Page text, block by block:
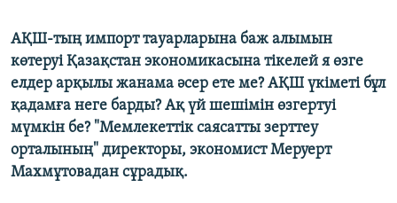
АҚШ-тың импорт тауарларына баж алымын
көтеруі Қазақстан экономикасына тікелей я өзге
елдер арқылы жанама әсер ете ме? АҚШ үкіметі бұл
қадамға неге барды? Ақ үй шешімін өзгертуі
мүмкін бе? "Мемлекеттік саясатты зерттеу
орталының" директоры, экономист Меруерт
Махмұтовадан сұрадық.